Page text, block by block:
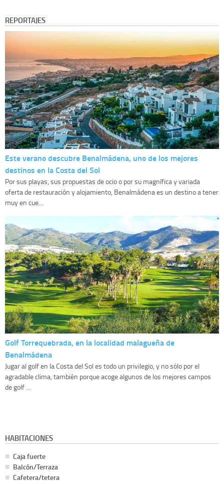
REPORTAJES
Este verano descubre Benalmádena, uno de los mejores
destinos en la Costa del Sol
Por sus playas, sus propuestas de ocio o por su magnífica y variada
oferta de restauración y alojamiento, Benalmádena es un destino a tener
muy en cue...
Golf Torrequebrada, en la localidad malagueña de
Benalmádena
Jugar al golf en la Costa del Sol es todo un privilegio, y no sólo por el
agradable clima, también porque acoge algunos de los mejores campos
de golf ...
HABITACIONES
Caja fuerte
Balcón/Terraza
Cafetera/tetera